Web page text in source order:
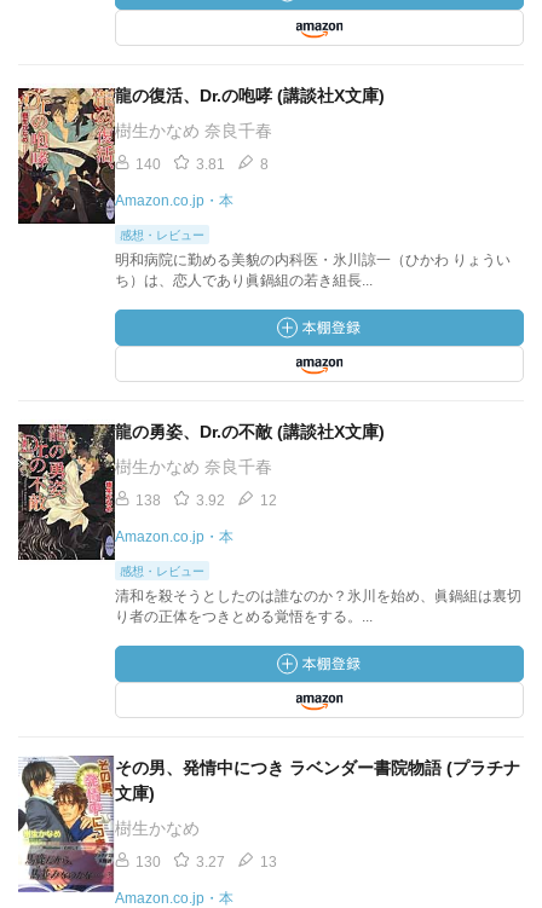
龍の復活、Dr.の咆哮 (講談社X文庫)
樹生かなめ 奈良千春
140 3.81 8
Amazon.co.jp・本
感想・レビュー
明和病院に勤める美貌の内科医・氷川諒一（ひかわ りょうい
ち）は、恋人であり眞鍋組の若き組長...
龍の勇姿、Dr.の不敵 (講談社X文庫)
樹生かなめ 奈良千春
138 3.92 12
Amazon.co.jp・本
感想・レビュー
清和を殺そうとしたのは誰なのか？氷川を始め、眞鍋組は裏切
り者の正体をつきとめる覚悟をする。...
その男、発情中につき ラベンダー書院物語 (プラチナ
文庫)
樹生かなめ
130 3.27 13
Amazon.co.jp・本